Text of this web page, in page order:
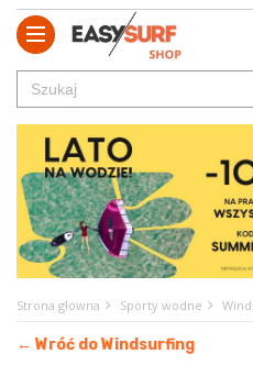
Strona główna Sporty wodne
← Wróć do Windsurfing